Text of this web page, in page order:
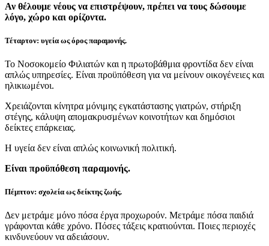
Αν θέλουμε νέους να επιστρέψουν, πρέπει να τους δώσουμε
λόγο, χώρο και ορίζοντα.
Τέταρτον: υγεία ως όρος παραμονής.
Το Νοσοκομείο Φιλιατών και η πρωτοβάθμια φροντίδα δεν είναι
απλώς υπηρεσίες. Είναι προϋπόθεση για να μείνουν οικογένειες και
ηλικιωμένοι.
Χρειάζονται κίνητρα μόνιμης εγκατάστασης γιατρών, στήριξη
στέγης, κάλυψη απομακρυσμένων κοινοτήτων και δημόσιοι
δείκτες επάρκειας.
Η υγεία δεν είναι απλώς κοινωνική πολιτική.
Είναι προϋπόθεση παραμονής.
Πέμπτον: σχολεία ως δείκτης ζωής.
Δεν μετράμε μόνο πόσα έργα προχωρούν. Μετράμε πόσα παιδιά
γράφονται κάθε χρόνο. Πόσες τάξεις κρατιούνται. Ποιες περιοχές
κινδυνεύουν να αδειάσουν.